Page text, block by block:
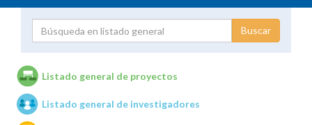
Unidades de investigación
Listado general de proyectos
Listado general de investigadores